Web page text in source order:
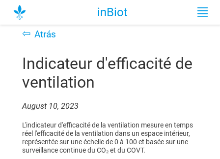
inBiot
⇦ Atrás
Indicateur d'efficacité de
ventilation
August 10, 2023
L'indicateur d'efficacité de la ventilation mesure en temps
réel l'efficacité de la ventilation dans un espace intérieur,
représentée sur une échelle de 0 à 100 et basée sur une
surveillance continue du CO₂ et du COVT.